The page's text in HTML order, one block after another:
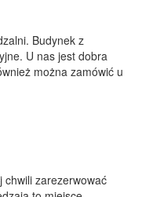
Budynek z
U nas jest dobra
można zamówić u
chwili zarezerwować